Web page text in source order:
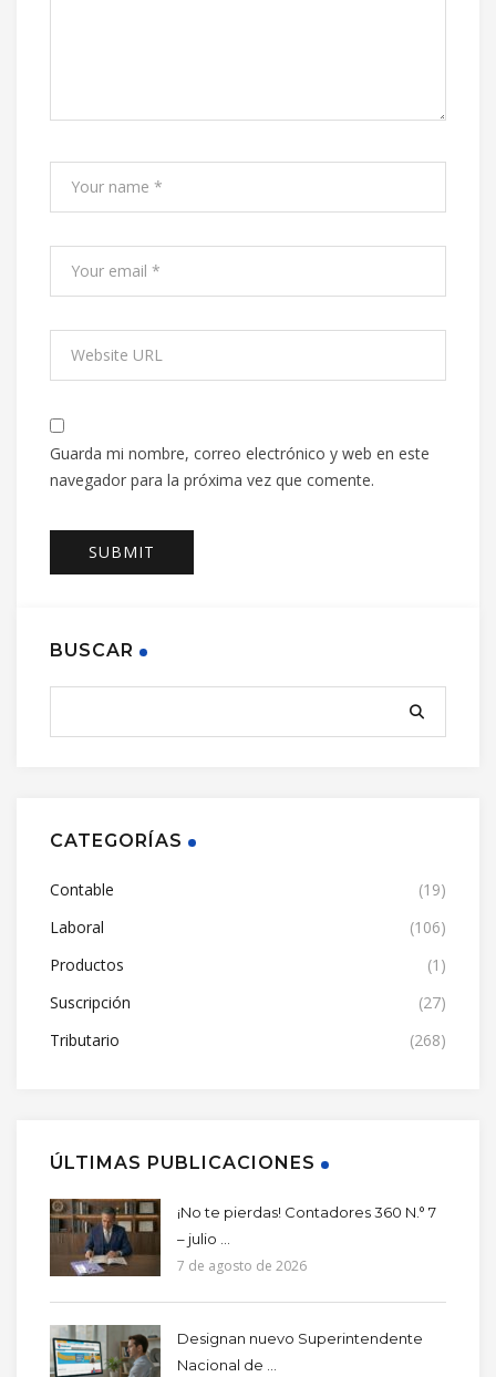
Guarda mi nombre, correo electrónico y web en este
navegador para la próxima vez que comente.
BUSCAR
CATEGORÍAS
Contable
(19)
Laboral
(106)
Productos
(1)
Suscripción
(27)
Tributario
(268)
ÚLTIMAS PUBLICACIONES
¡No te pierdas! Contadores 360 N.° 7
– julio ...
7 de agosto de 2026
Designan nuevo Superintendente
Nacional de ...